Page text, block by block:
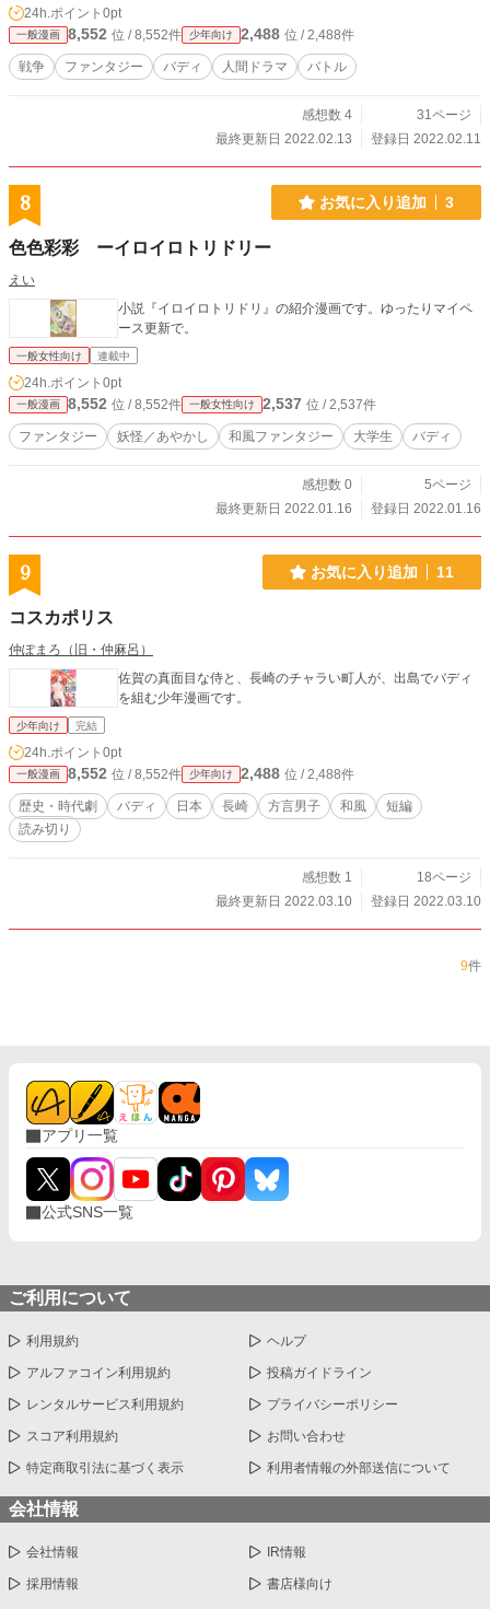
24h.ポイント 0pt
一般漫画 8,552 位 / 8,552件 少年向け 2,488 位 / 2,488件
戦争 ファンタジー バディ 人間ドラマ バトル
感想数 4
31ページ
最終更新日 2022.02.13
登録日 2022.02.11
8 お気に入り追加 3
色色彩彩 ーイロイロトリドリー
えい
小説『イロイロトリドリ』の紹介漫画です。ゆったりマイペ
ース更新で。
一般女性向け 連載中
24h.ポイント 0pt
一般漫画 8,552 位 / 8,552件 一般女性向け 2,537 位 / 2,537件
ファンタジー 妖怪／あやかし 和風ファンタジー 大学生 バディ
感想数 0
5ページ
最終更新日 2022.01.16
登録日 2022.01.16
9 お気に入り追加 11
コスカポリス
仲ぽまろ（旧・仲麻呂）
佐賀の真面目な侍と、長崎のチャラい町人が、出島でバディ
を組む少年漫画です。
少年向け 完結
24h.ポイント 0pt
一般漫画 8,552 位 / 8,552件 少年向け 2,488 位 / 2,488件
歴史・時代劇 バディ 日本 長崎 方言男子 和風
短編
読み切り
感想数 1
18ページ
最終更新日 2022.03.10
登録日 2022.03.10
9件
アプリ一覧
公式SNS一覧
ご利用について
利用規約 ヘルプ
アルファコイン利用規約 投稿ガイドライン
レンタルサービス利用規約 プライバシーポリシー
スコア利用規約 お問い合わせ
特定商取引法に基づく表示 利用者情報の外部送信について
会社情報
会社情報 IR情報
採用情報 書店様向け